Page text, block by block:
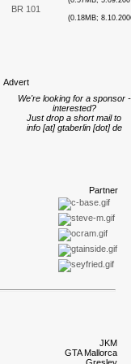
BR 101
(0.18MB;
Advert
We're looking for a sponsor -
interested?
Just drop a short mail to
info [at] gtaberlin [dot] de
Partner
JKM
GTA Mallorca